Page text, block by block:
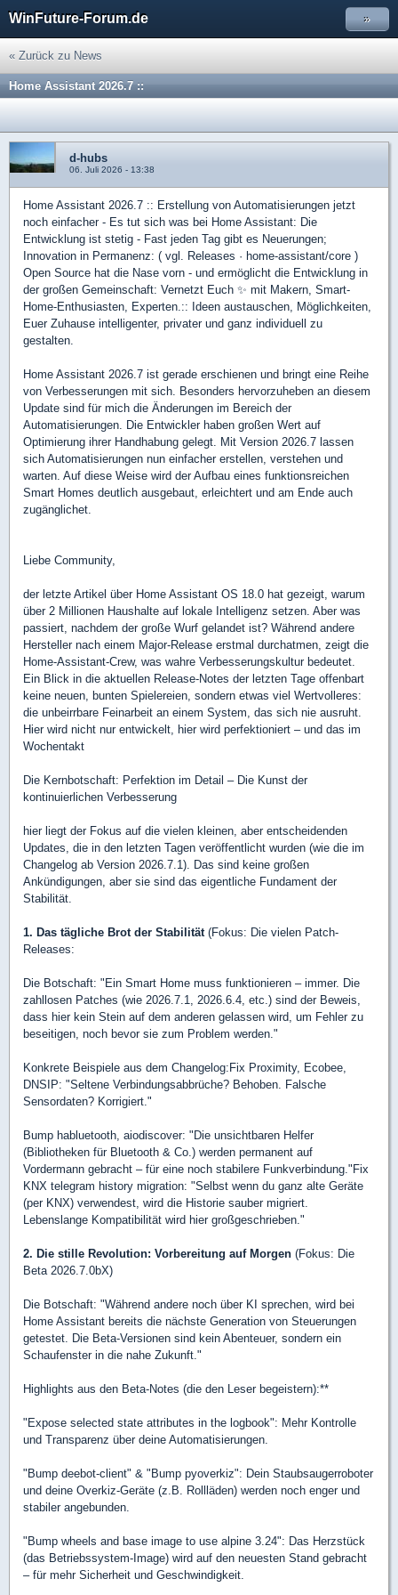
WinFuture-Forum.de »
« Zurück zu News
Home Assistant 2026.7 ::
d-hubs
06. Juli 2026 - 13:38
Home Assistant 2026.7 :: Erstellung von Automatisierungen jetzt
noch einfacher - Es tut sich was bei Home Assistant: Die
Entwicklung ist stetig - Fast jeden Tag gibt es Neuerungen;
Innovation in Permanenz: ( vgl. Releases · home-assistant/core )
Open Source hat die Nase vorn - und ermöglicht die Entwicklung in
der großen Gemeinschaft: Vernetzt Euch ✨ mit Makern, Smart-
Home-Enthusiasten, Experten.:: Ideen austauschen, Möglichkeiten,
Euer Zuhause intelligenter, privater und ganz individuell zu
gestalten.
Home Assistant 2026.7 ist gerade erschienen und bringt eine Reihe
von Verbesserungen mit sich. Besonders hervorzuheben an diesem
Update sind für mich die Änderungen im Bereich der
Automatisierungen. Die Entwickler haben großen Wert auf
Optimierung ihrer Handhabung gelegt. Mit Version 2026.7 lassen
sich Automatisierungen nun einfacher erstellen, verstehen und
warten. Auf diese Weise wird der Aufbau eines funktionsreichen
Smart Homes deutlich ausgebaut, erleichtert und am Ende auch
zugänglichet.
Liebe Community,
der letzte Artikel über Home Assistant OS 18.0 hat gezeigt, warum
über 2 Millionen Haushalte auf lokale Intelligenz setzen. Aber was
passiert, nachdem der große Wurf gelandet ist? Während andere
Hersteller nach einem Major-Release erstmal durchatmen, zeigt die
Home-Assistant-Crew, was wahre Verbesserungskultur bedeutet.
Ein Blick in die aktuellen Release-Notes der letzten Tage offenbart
keine neuen, bunten Spielereien, sondern etwas viel Wertvolleres:
die unbeirrbare Feinarbeit an einem System, das sich nie ausruht.
Hier wird nicht nur entwickelt, hier wird perfektioniert – und das im
Wochentakt
Die Kernbotschaft: Perfektion im Detail – Die Kunst der
kontinuierlichen Verbesserung
hier liegt der Fokus auf die vielen kleinen, aber entscheidenden
Updates, die in den letzten Tagen veröffentlicht wurden (wie die im
Changelog ab Version 2026.7.1). Das sind keine großen
Ankündigungen, aber sie sind das eigentliche Fundament der
Stabilität.
1. Das tägliche Brot der Stabilität(Fokus: Die vielen Patch-
Releases:
Die Botschaft: "Ein Smart Home muss funktionieren – immer. Die
zahllosen Patches (wie 2026.7.1, 2026.6.4, etc.) sind der Beweis,
dass hier kein Stein auf dem anderen gelassen wird, um Fehler zu
beseitigen, noch bevor sie zum Problem werden."
Konkrete Beispiele aus dem Changelog:Fix Proximity, Ecobee,
DNSIP: "Seltene Verbindungsabbrüche? Behoben. Falsche
Sensordaten? Korrigiert."
Bump habluetooth, aiodiscover: "Die unsichtbaren Helfer
(Bibliotheken für Bluetooth & Co.) werden permanent auf
Vordermann gebracht – für eine noch stabilere Funkverbindung."Fix
KNX telegram history migration: "Selbst wenn du ganz alte Geräte
(per KNX) verwendest, wird die Historie sauber migriert.
Lebenslange Kompatibilität wird hier großgeschrieben."
2. Die stille Revolution: Vorbereitung auf Morgen (Fokus: Die
Beta 2026.7.0bX)
Die Botschaft: "Während andere noch über KI sprechen, wird bei
Home Assistant bereits die nächste Generation von Steuerungen
getestet. Die Beta-Versionen sind kein Abenteuer, sondern ein
Schaufenster in die nahe Zukunft."
Highlights aus den Beta-Notes (die den Leser begeistern):**
"Expose selected state attributes in the logbook": Mehr Kontrolle
und Transparenz über deine Automatisierungen.
"Bump deebot-client" & "Bump pyoverkiz": Dein Staubsaugerroboter
und deine Overkiz-Geräte (z.B. Rollläden) werden noch enger und
stabiler angebunden.
"Bump wheels and base image to use alpine 3.24": Das Herzstück
(das Betriebssystem-Image) wird auf den neuesten Stand gebracht
– für mehr Sicherheit und Geschwindigkeit.